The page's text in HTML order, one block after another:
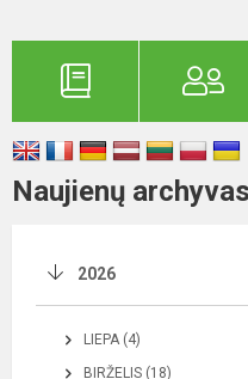
Naujienų archyvas
2026
LIEPA (4)
BIRŽELIS (18)